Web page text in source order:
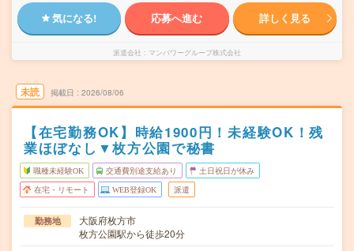
気になる! 応募へ進む 詳しく見る
派遣会社 マンパワーグループ株式会社
未読 掲載日 2026/08/06
【在宅勤務OK】時給1900円！未経験OK！残
業ほぼなし▼枚方公園で秘書
職種未経験OK 交通費別途支給あり 土日祝日が休み
在宅・リモート WEB登録OK 派遣
勤務地
大阪府枚方市
枚方公園駅から徒歩20分